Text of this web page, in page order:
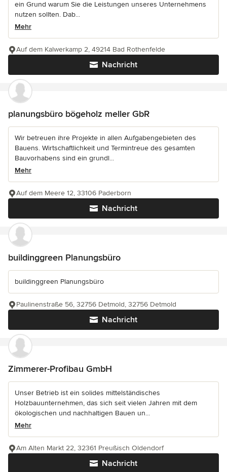
ein Grund warum Sie die Leistungen unseres Unternehmens
nutzen sollten. Dab...
Mehr
Nachricht
Auf dem Kalwerkamp 2, 49214 Bad Rothenfelde
planungsbüro bögeholz meller GbR
Wir betreuen ihre Projekte in allen Aufgabengebieten des
Bauens. Wirtschaftlichkeit und Termintreue des gesamten
Bauvorhabens sind ein grundl...
Mehr
Nachricht
Auf dem Meere 12, 33106 Paderborn
buildinggreen Planungsbüro
buildinggreen Planungsbüro
Nachricht
Paulinenstraße 56, 32756 Detmold, 32756 Detmold
Zimmerer-Profibau GmbH
Unser Betrieb ist ein solides mittelständisches
Holzbauunternehmen, das sich seit vielen Jahren mit dem
ökologischen und nachhaltigen Bauen un...
Mehr
Nachricht
Am Alten Markt 22, 32361 Preußisch Oldendorf